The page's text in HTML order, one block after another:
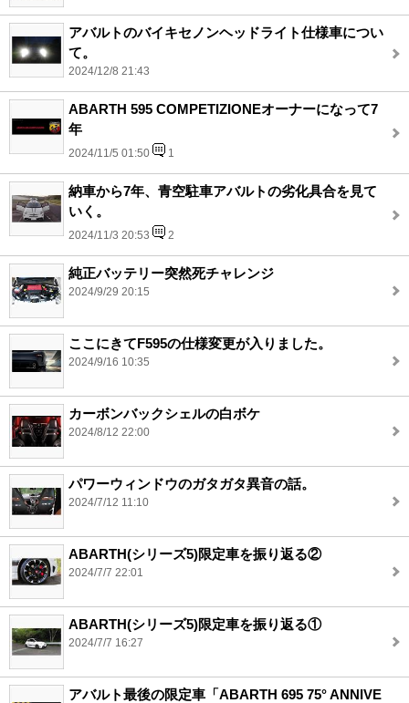
アバルトのバイキセノンヘッドライト仕様車につい
て。
2024/12/8 21:43
ABARTH 595 COMPETIZIONEオーナーになって7
年
2024/11/5 01:50 1
納車から7年、青空駐車アバルトの劣化具合を見て
いく。
2024/11/3 20:53 2
純正バッテリー突然死チャレンジ
2024/9/29 20:15
ここにきてF595の仕様変更が入りました。
2024/9/16 10:35
カーボンバックシェルの白ボケ
2024/8/12 22:00
パワーウィンドウのガタガタ異音の話。
2024/7/12 11:10
ABARTH(シリーズ5)限定車を振り返る②
2024/7/7 22:01
ABARTH(シリーズ5)限定車を振り返る①
2024/7/7 16:27
アバルト最後の限定車「ABARTH 695 75° ANNIVE